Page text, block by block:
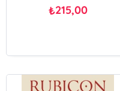
₺215,00